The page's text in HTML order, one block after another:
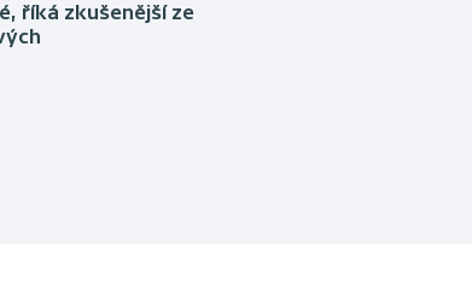
říká zkušenější ze